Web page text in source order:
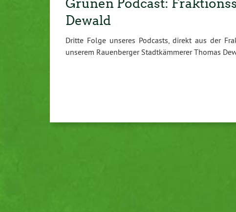
Grünen Podcast:
Dewald
Dritte Folge unseres Podcasts, direkt aus der
unserem Rauenberger Stadtkämmerer Thomas